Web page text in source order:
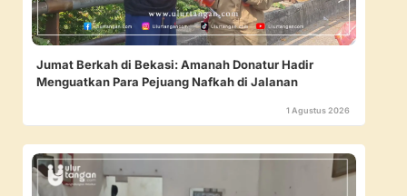
Jumat Berkah di Bekasi: Amanah Donatur Hadir
Menguatkan Para Pejuang Nafkah di Jalanan
1 Agustus 2026